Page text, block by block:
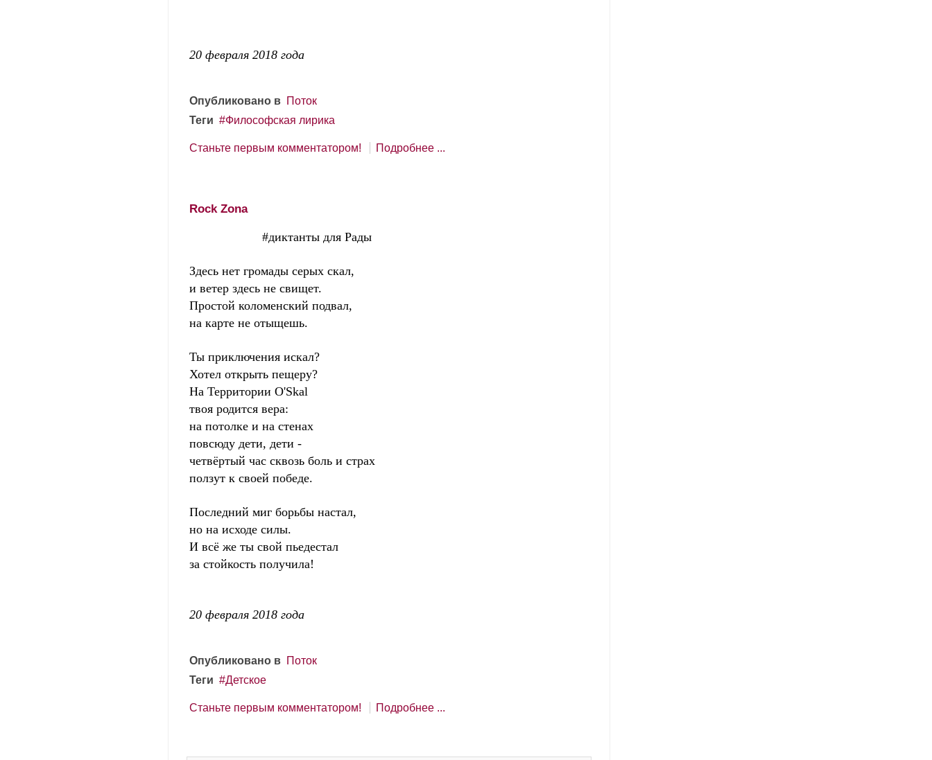
20 февраля 2018 года
Опубликовано в
Поток
Теги
Философская лирика
Станьте первым комментатором! Подробнее ...
Rock Zona
#диктанты для Рады
Здесь нет громады серых скал,
и ветер здесь не свищет.
Простой коломенский подвал,
на карте не отыщешь.
Ты приключения искал?
Хотел открыть пещеру?
На Территории O'Skal
твоя родится вера:
на потолке и на стенах
повсюду дети, дети -
четвёртый час сквозь боль и страх
ползут к своей победе.
Последний миг борьбы настал,
но на исходе силы.
И всё же ты свой пьедестал
за стойкость получила!
20 февраля 2018 года
Опубликовано в
Поток
Теги
Детское
Станьте первым комментатором! Подробнее ...